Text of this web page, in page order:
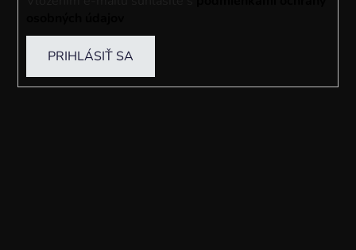
PRIHLÁSIŤ SA